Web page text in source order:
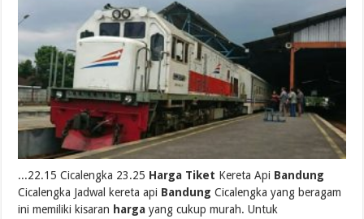
...22.15 Cicalengka 23.25 Harga Tiket Kereta Api Bandung
Cicalengka Jadwal kereta api Bandung Cicalengka yang beragam
ini memiliki kisaran harga yang cukup murah. Untuk